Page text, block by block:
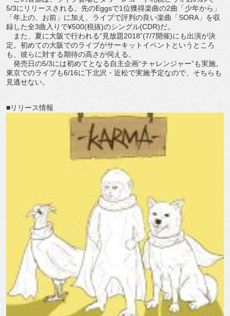
5/3にリリースされる。先のEggsで1位獲得楽曲の2曲「少年から」
「年上の、お前」に加え、ライブで評判の良い楽曲「SORA」を収
録した全3曲入りで¥500(税抜)のシングル(CDR)だ。
また、夏に大阪で行われる“見放題2018”(7/7開催)にも出演が決
定。初めての大阪でのライブがサーキットイベントというところ
も、彼らに対する期待の高さが伺える。
発売日の5/3には初めてとなる自主企画“チャレンジャー”も実施。
東京でのライブも6/16に下北沢・近松で実施予定なので、そちらも
見逃せない。
■リリース情報